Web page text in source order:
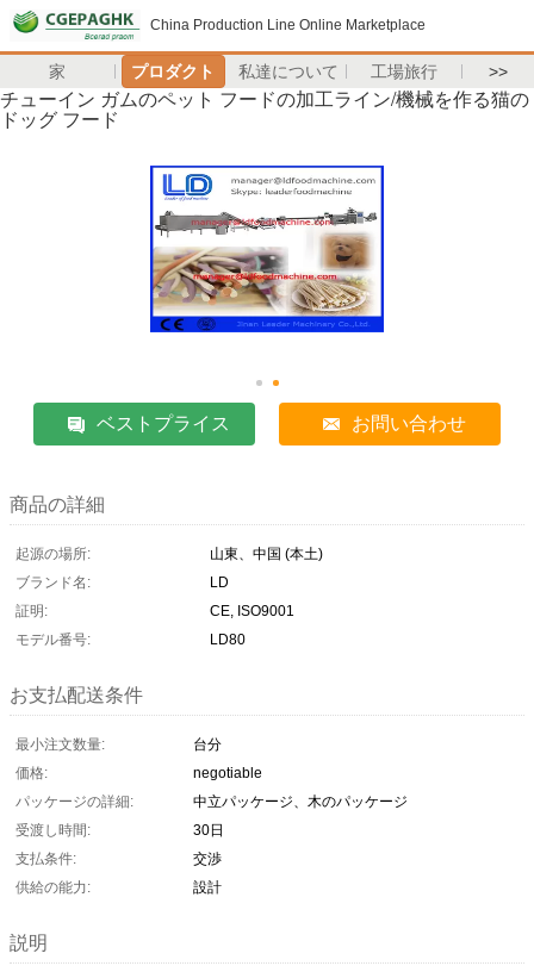
China Production Line Online Marketplace
家 プロダクト 私達について 工場旅行 >>
チューイン ガムのペット フードの加工ライン/機械を作る猫の
ドッグ フード
ベストプライス お問い合わせ
商品の詳細
起源の場所:
山東、中国 (本土)
ブランド名:
LD
証明:
CE, ISO9001
モデル番号:
LD80
お支払配送条件
最小注文数量:
台分
価格:
negotiable
パッケージの詳細:
中立パッケージ、木のパッケージ
受渡し時間:
30日
支払条件:
交渉
供給の能力:
設計
説明